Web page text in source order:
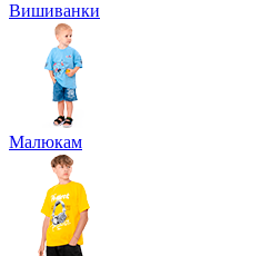
Вишиванки
Малюкам